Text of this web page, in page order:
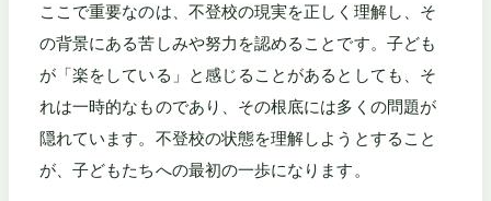
ここで重要なのは、不登校の現実を正しく理解し、そ
の背景にある苦しみや努力を認めることです。子ども
が「楽をしている」と感じることがあるとしても、そ
れは一時的なものであり、その根底には多くの問題が
隠れています。不登校の状態を理解しようとすること
が、子どもたちへの最初の一歩になります。